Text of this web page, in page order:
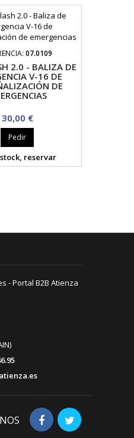
07.0109
2.0 - BALIZA DE
V-16 DE
DE
Precio
30,00 €
Pedir
reservar
- Portal B2B Atienza